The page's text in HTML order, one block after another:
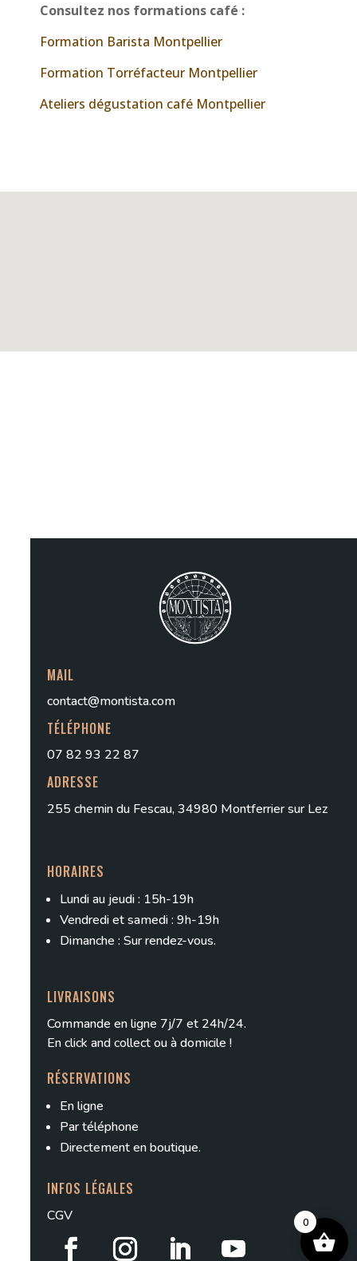
Consultez nos formations café :
Formation Barista Montpellier
Formation Torréfacteur Montpellier
Ateliers dégustation café Montpellier
MAIL
contact@montista.com
TÉLÉPHONE
07 82 93 22 87
ADRESSE
255 chemin du Fescau, 34980 Montferrier sur Lez
HORAIRES
Lundi au jeudi : 15h-19h
Vendredi et samedi : 9h-19h
Dimanche : Sur rendez-vous.
LIVRAISONS
Commande en ligne 7j/7 et 24h/24.
Enclick and collectou à domicile !
RÉSERVATIONS
En ligne
Par téléphone
Directement en boutique.
INFOS LÉGALES
CGV 0